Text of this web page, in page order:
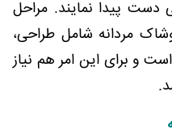
دست پیدا نمایند. مراحل
مردانه شامل طراحی،
و برای این امر هم نیاز